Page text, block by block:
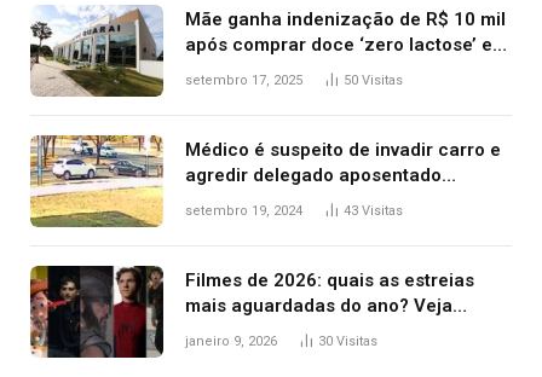
Mãe ganha indenização de R$ 10 mil
após comprar doce ‘zero lactose’ e
filha ter reação alérgica grave
setembro 17, 2025 50 Visitas
Médico é suspeito de invadir carro e
agredir delegado aposentado
durante confusão no trânsito
setembro 19, 2024 43 Visitas
Filmes de 2026: quais as estreias
mais aguardadas do ano? Veja
principais lançamentos do cinema
janeiro 9, 2026 30 Visitas